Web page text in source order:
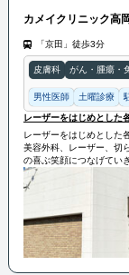
カメイクリニック高
「京田」徒歩3分
皮膚科 がん・腫瘍・
男性医師 土曜診療
レーザーをはじめとした
レーザーをはじめとした
美容外科、レーザー、切
の喜ぶ笑顔につなげてい